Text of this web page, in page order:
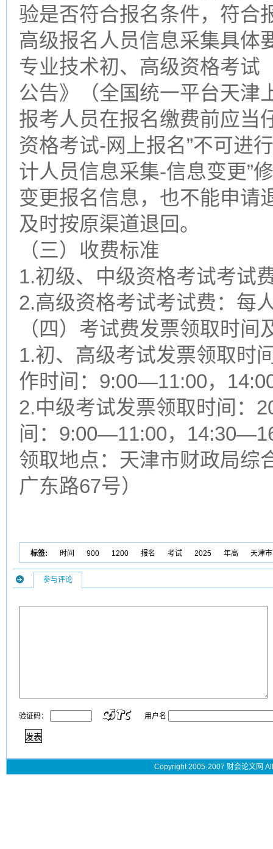
验是否符合报名条件，符合
高级报名人员信息采集具体
专业技术初、高级资格考试
公告》（全国统一平台天津
报考人员在报名缴费前应当
资格考试-网上报名”不可进
计人员信息采集-信息变更”
变更报名信息，也不能申请
及时按原渠道退回。
（三）收费标准
1.初级、中级资格考试考试
2.高级资格考试考试费：每
（四）考试费发票领取时间
1.初、高级考试发票领取时
作时间：9:00—11:00，
2.中级考试发票领取时间：
间：9:00—11:00，
领取地点：天津市财政局综
广东路67号）
标签: 时间 900 1200 报名 考试 2025 年高 天津市
参与评论
验证码： 用户名
Copyright 2005-2007 财会论文网